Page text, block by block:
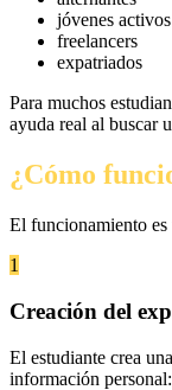
jóvenes activos
freelancers
expatriados
Para muchos
ayuda real al buscar
¿Cómo
El funcionamiento es
1
Creación del
El estudiante crea
información personal: